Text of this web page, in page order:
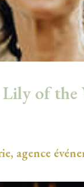
of the
agence